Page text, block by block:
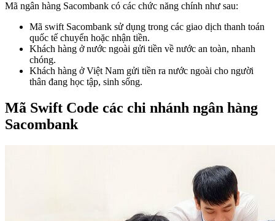
Mã ngân hàng Sacombank có các chức năng chính như sau:
Mã swift Sacombank sử dụng trong các giao dịch thanh toán
quốc tế chuyển hoặc nhận tiền.
Khách hàng ở nước ngoài gửi tiền về nước an toàn, nhanh
chóng.
Khách hàng ở Việt Nam gửi tiền ra nước ngoài cho người
thân đang học tập, sinh sống.
Mã Swift Code các chi nhánh ngân hàng
Sacombank